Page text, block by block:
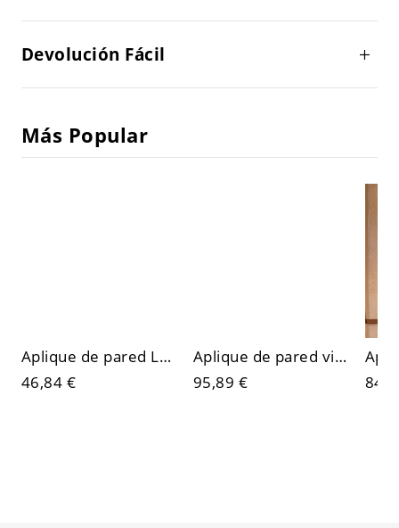
Devolución Fácil
Más Popular
Aplique de pared LED escultórico contemporáneo, cinta metálica con luz arriba/abajo e interior dorado
46,84 €
Aplique de pared vintage de vidrio emplomado geométrico, luminaria metálica con acabado de latón y pantalla cúbica
95,89 €